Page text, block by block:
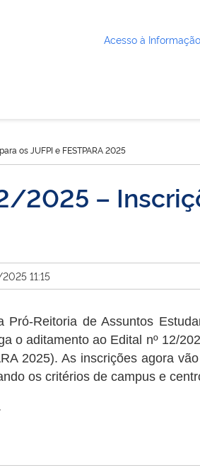
Acesso à Informação
os JUFPI e FESTPARA 2025
2025 –
11:15
Reitoria de Assuntos
o aditamento ao Edital nº 12/
2025). As inscrições agora
os critérios de campus e